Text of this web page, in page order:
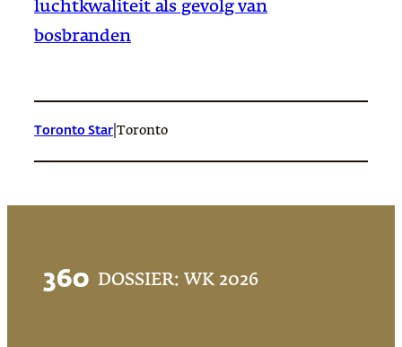
luchtkwaliteit als gevolg van
bosbranden
Toronto Star Toronto
360 DOSSIER: WK 2026